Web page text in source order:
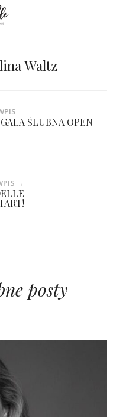
Waltz
GALA ŚLUBNA OPEN
→
posty